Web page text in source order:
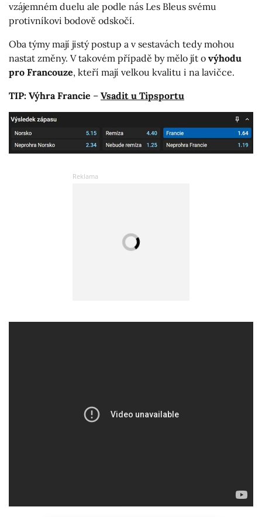
vzájemném duelu ale podle nás Les Bleus svému
protivníkovi bodově odskočí.
Oba týmy mají jistý postup a v sestavách tedy mohou
nastat změny. V takovém případě by mělo jít o výhodu
pro Francouze, kteří mají velkou kvalitu i na lavičce.
TIP: Výhra Francie – Vsadit u Tipsportu